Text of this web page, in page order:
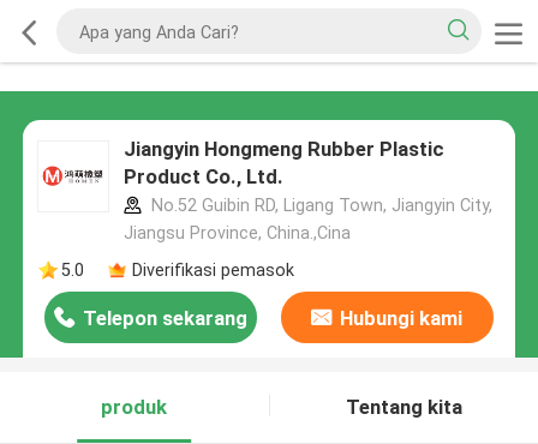
Jiangyin Hongmeng Rubber Plastic
Product Co., Ltd.
No.52 Guibin RD, Ligang Town, Jiangyin City,
Jiangsu Province, China.,Cina
5.0
Diverifikasi pemasok
Telepon sekarang Hubungi kami
produk Tentang kita